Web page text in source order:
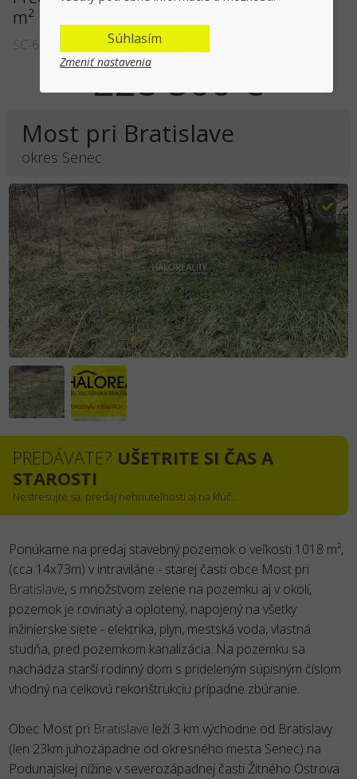
m² Most pri Bratislave
SC-68969
228 500 €
Most pri Bratislave
okres Senec
PREDÁVATE? UŠETRITE SI ČAS A
STAROSTI
Nestresujte sa, predaj nehnuteľnosti aj na kľúč...
Ponúkame na predaj stavebný pozemok o veľkosti 1018 m²,
(cca 14x73m) v intraviláne - starej časti obce Most pri
Bratislave, s množstvom zelene na pozemku aj v okolí,
pozemok je rovinatý a oplotený, napojený na všetky
inžinierske siete - elektrika, plyn, mestská voda, vlastná
studňa, pred pozemkom kanalizácia. Na pozemku sa
nachádza starší rodinný dom s prideleným súpisným číslom
vhodný na celkovú rekonštrukciu prípadne zbúranie.
Obec Most pri Bratislave leží 3 km východne od Bratislavy
(len 23km juhozápadne od okresného mesta Senec) na
Podunajskej nížine v severozápadnej časti Žitného Ostrova
Súhlasím
Zmeniť nastavenia